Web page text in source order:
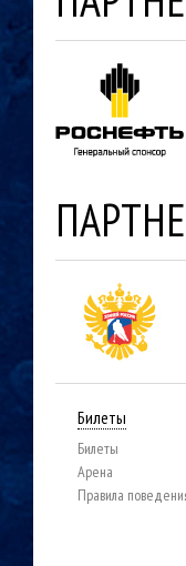
Билеты
Билеты
Арена
Правила